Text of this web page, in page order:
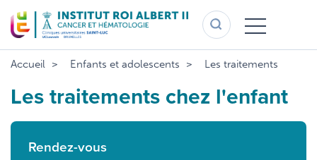
au
contenu
principal
Accueil Enfants et adolescents Les traitements
Les traitements chez l'enfant
Rendez-vous